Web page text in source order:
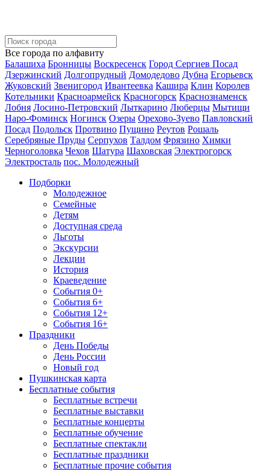
Все города по алфавиту
Балашиха Бронницы Воскресенск Город Сергиев Посад
Дзержинский Долгопрудный Домодедово Дубна Егорьевск
Жуковский Звенигород Ивантеевка Кашира Клин Королев
Котельники Красноармейск Красногорск Краснознаменск
Лобня Лосино-Петровский Лыткарино Люберцы Мытищи
Наро-Фоминск Ногинск Озеры Орехово-Зуево Павловский
Посад Подольск Протвино Пущино Реутов Рошаль
Серебряные Пруды Серпухов Талдом Фрязино Химки
Черноголовка Чехов Шатура Шаховская Электрогорск
Электросталь пос. Молодежный
Подборки
Молодежное
Семейные
Детям
Доступная среда
Льготы
Экскурсии
Лекции
История
Краеведение
События 0+
События 6+
События 12+
События 16+
Праздники
День Победы
День России
Новый год
Пушкинская карта
Бесплатные события
Бесплатные встречи
Бесплатные выставки
Бесплатные концерты
Бесплатные обучение
Бесплатные спектакли
Бесплатные праздники
Бесплатные прочие события